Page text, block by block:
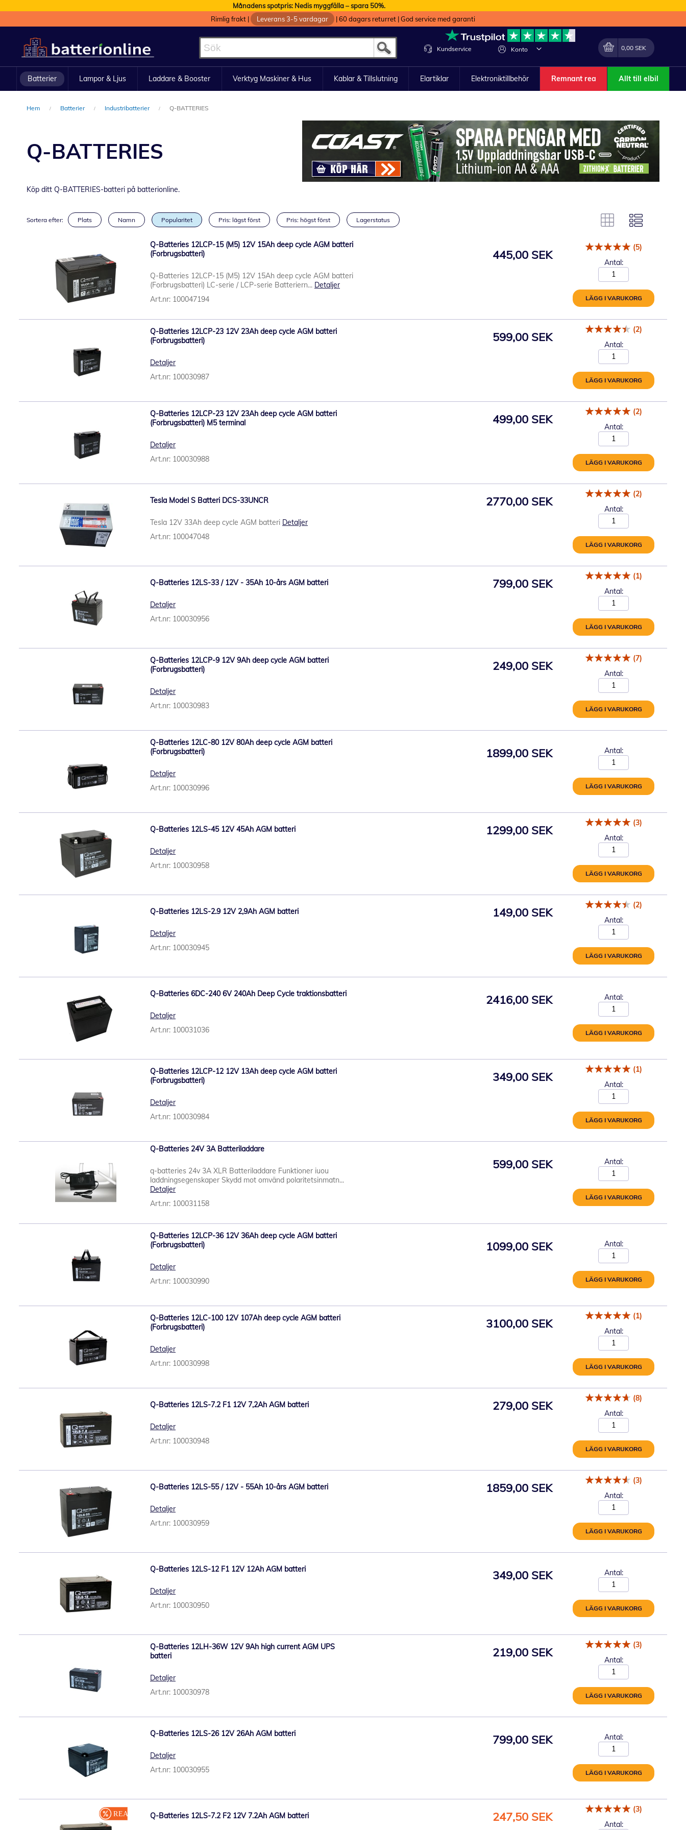
Månadens spotpris: Nedis myggfälla – spara 50%.
Rimlig frakt | Leverans 3-5 vardagar |60 dagars returret |God service med garanti
till
innehållet
Konto Förändra
Min kundvagn
0,00 SEK
Kundservice
Batterier Lampor & Ljus Laddare & Booster Verktyg Maskiner & Hus Kablar & Tillslutning Elartiklar Elektroniktillbehör Remnant rea Allt till elbil
Hem Batterier Industribatterier Q-BATTERIES
Q-BATTERIES
Köp ditt Q-BATTERIES-batteri på batterionline.
Sortera efter: Plats Namn Popularitet Pris: lägst först Pris: högst först Lagerstatus
Q-Batteries 12LCP-15 (M5) 12V 15Ah deep cycle AGM batteri
(Forbrugsbatteri)
Q-Batteries 12LCP-15 (M5) 12V 15Ah deep cycle AGM batteri
(Forbrugsbatteri) LC-serie / LCP-serie Batteriern... Detaljer
Art.nr: 100047194
445,00 SEK
(5)
Antal:
LÄGG I VARUKORG
Q-Batteries 12LCP-23 12V 23Ah deep cycle AGM batteri
(Forbrugsbatteri)
Detaljer
Art.nr: 100030987
599,00 SEK
(2)
Antal:
LÄGG I VARUKORG
Q-Batteries 12LCP-23 12V 23Ah deep cycle AGM batteri
(Forbrugsbatteri) M5 terminal
Detaljer
Art.nr: 100030988
499,00 SEK
(2)
Antal:
LÄGG I VARUKORG
Tesla Model S Batteri DCS-33UNCR
Tesla 12V 33Ah deep cycle AGM batteri Detaljer
Art.nr: 100047048
2770,00 SEK
(2)
Antal:
LÄGG I VARUKORG
Q-Batteries 12LS-33 / 12V - 35Ah 10-års AGM batteri
Detaljer
Art.nr: 100030956
799,00 SEK
(1)
Antal:
LÄGG I VARUKORG
Q-Batteries 12LCP-9 12V 9Ah deep cycle AGM batteri
(Forbrugsbatteri)
Detaljer
Art.nr: 100030983
249,00 SEK
(7)
Antal:
LÄGG I VARUKORG
Q-Batteries 12LC-80 12V 80Ah deep cycle AGM batteri
(Forbrugsbatteri)
Detaljer
Art.nr: 100030996
1899,00 SEK Antal:
LÄGG I VARUKORG
Q-Batteries 12LS-45 12V 45Ah AGM batteri
Detaljer
Art.nr: 100030958
1299,00 SEK
(3)
Antal:
LÄGG I VARUKORG
Q-Batteries 12LS-2.9 12V 2,9Ah AGM batteri
Detaljer
Art.nr: 100030945
149,00 SEK
(2)
Antal:
LÄGG I VARUKORG
Q-Batteries 6DC-240 6V 240Ah Deep Cycle traktionsbatteri
Detaljer
Art.nr: 100031036
2416,00 SEK Antal:
LÄGG I VARUKORG
Q-Batteries 12LCP-12 12V 13Ah deep cycle AGM batteri
(Forbrugsbatteri)
Detaljer
Art.nr: 100030984
349,00 SEK
(1)
Antal:
LÄGG I VARUKORG
Q-Batteries 24V 3A Batteriladdare
q-batteries 24v 3A XLR Batteriladdare Funktioner iuou
laddningsegenskaper Skydd mot omvänd polaritetsinmatn...
Detaljer
Art.nr: 100031158
599,00 SEK Antal:
LÄGG I VARUKORG
Q-Batteries 12LCP-36 12V 36Ah deep cycle AGM batteri
(Forbrugsbatteri)
Detaljer
Art.nr: 100030990
1099,00 SEK Antal:
LÄGG I VARUKORG
Q-Batteries 12LC-100 12V 107Ah deep cycle AGM batteri
(Forbrugsbatteri)
Detaljer
Art.nr: 100030998
3100,00 SEK
(1)
Antal:
LÄGG I VARUKORG
Q-Batteries 12LS-7.2 F1 12V 7,2Ah AGM batteri
Detaljer
Art.nr: 100030948
279,00 SEK
(8)
Antal:
LÄGG I VARUKORG
Q-Batteries 12LS-55 / 12V - 55Ah 10-års AGM batteri
Detaljer
Art.nr: 100030959
1859,00 SEK
(3)
Antal:
LÄGG I VARUKORG
Q-Batteries 12LS-12 F1 12V 12Ah AGM batteri
Detaljer
Art.nr: 100030950
349,00 SEK Antal:
LÄGG I VARUKORG
Q-Batteries 12LH-36W 12V 9Ah high current AGM UPS
batteri
Detaljer
Art.nr: 100030978
219,00 SEK
(3)
Antal:
LÄGG I VARUKORG
Q-Batteries 12LS-26 12V 26Ah AGM batteri
Detaljer
Art.nr: 100030955
799,00 SEK Antal:
LÄGG I VARUKORG
Q-Batteries 12LS-7.2 F2 12V 7.2Ah AGM batteri
Specialpris
247,50 SEK
(3)
Antal: